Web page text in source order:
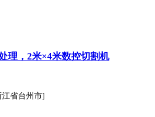
理，2米×4米数控切割机
江省台州市]